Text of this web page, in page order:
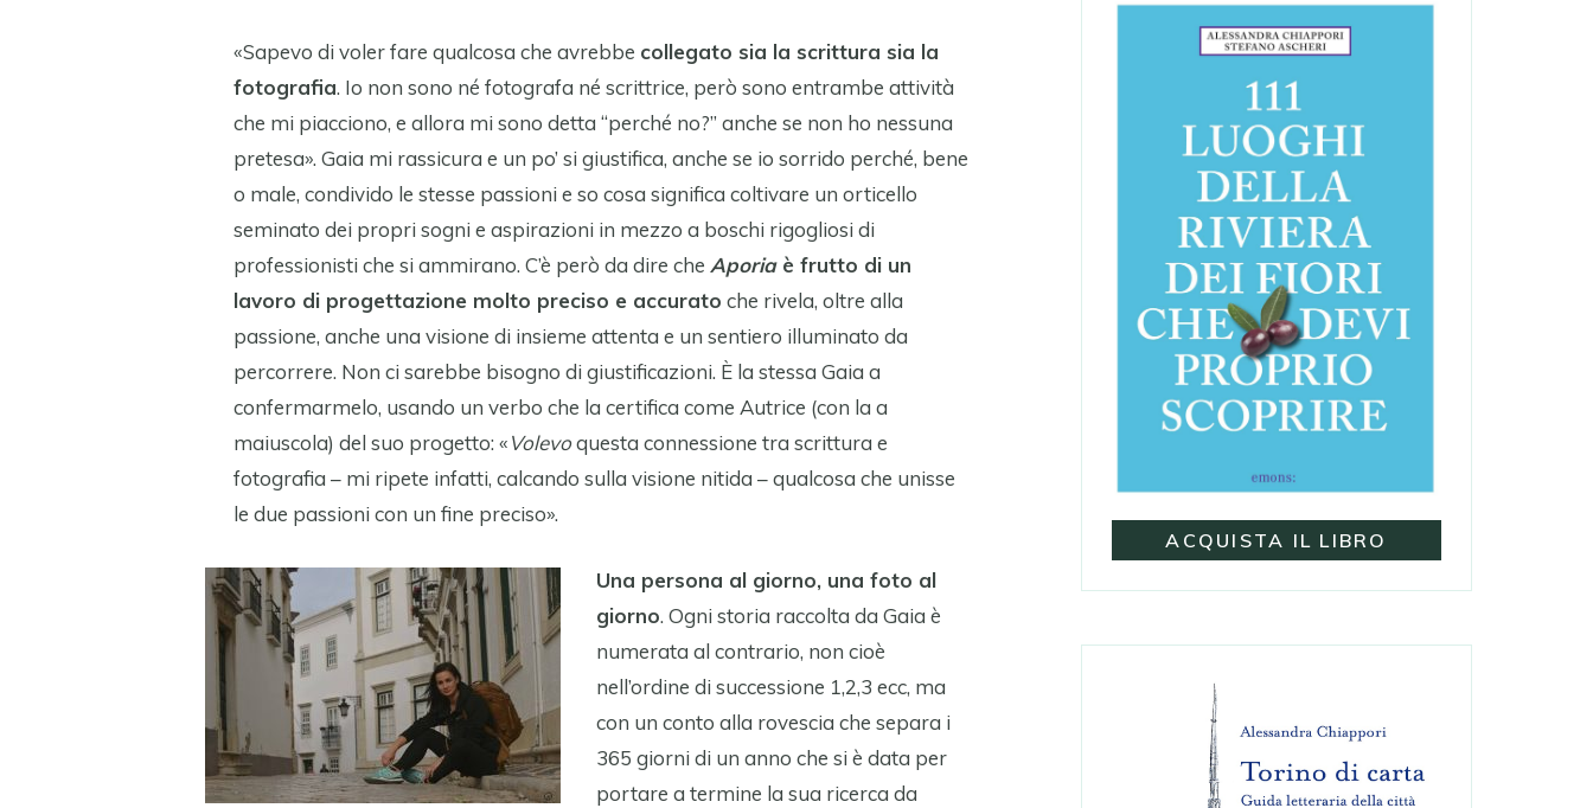
«Sapevo di voler fare qualcosa che avrebbe collegato sia la scrittura sia la
fotografia. Io non sono né fotografa né scrittrice, però sono entrambe attività
che mi piacciono, e allora mi sono detta “perché no?” anche se non ho nessuna
pretesa». Gaia mi rassicura e un po’ si giustifica, anche se io sorrido perché, bene
o male, condivido le stesse passioni e so cosa significa coltivare un orticello
seminato dei propri sogni e aspirazioni in mezzo a boschi rigogliosi di
professionisti che si ammirano. C’è però da dire che Aporiaè frutto di un
lavoro di progettazione molto preciso e accurato che rivela, oltre alla
passione, anche una visione di insieme attenta e un sentiero illuminato da
percorrere. Non ci sarebbe bisogno di giustificazioni. È la stessa Gaia a
confermarmelo, usando un verbo che la certifica come Autrice (con la a
maiuscola) del suo progetto: «Volevoquesta connessione tra scrittura e
fotografia – mi ripete infatti, calcando sulla visione nitida – qualcosa che unisse
le due passioni con un fine preciso».
Una persona al giorno, una foto al
giorno. Ogni storia raccolta da Gaia è
numerata al contrario, non cioè
nell’ordine di successione 1,2,3 ecc, ma
con un conto alla rovescia che separa i
365 giorni di un anno che si è data per
portare a termine la sua ricerca da
ACQUISTA IL LIBRO